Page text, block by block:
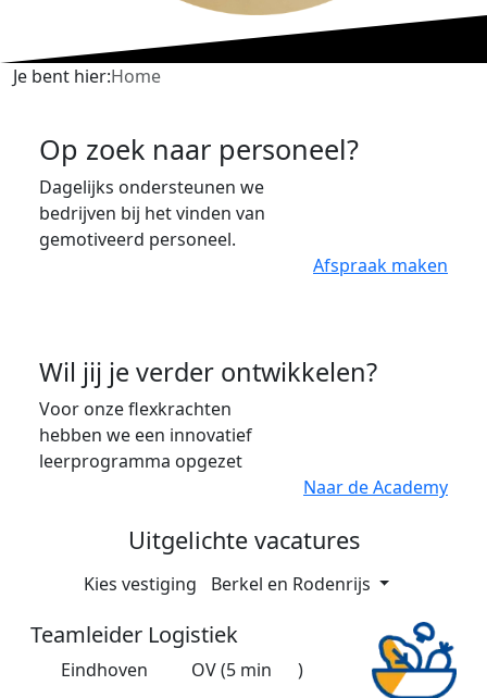
Je bent hier:Home
Op zoek naar personeel?
Dagelijks ondersteunen we
bedrijven bij het vinden van
gemotiveerd personeel.
Afspraak maken
Wil jij je verder ontwikkelen?
Voor onze flexkrachten
hebben we een innovatief
leerprogramma opgezet
Naar de Academy
Uitgelichte vacatures
Kies vestiging Berkel en Rodenrijs
Teamleider Logistiek
Eindhoven OV (5 min
)